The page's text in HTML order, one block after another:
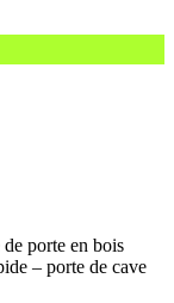
porte en bois
– porte de cave